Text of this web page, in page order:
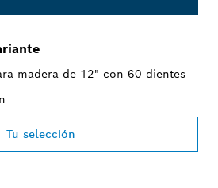
madera de 12" con 60 dientes
Tu selección